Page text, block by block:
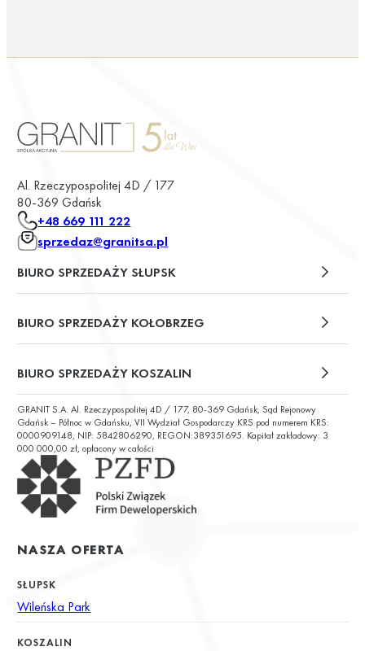
Al. Rzeczypospolitej 4D / 177
80-369 Gdańsk
+48 669 111 222
sprzedaz@granitsa.pl
BIURO SPRZEDAŻY SŁUPSK
plac Władysława Broniewskiego 13/u2
BIURO SPRZEDAŻY KOŁOBRZEG
ul. Św. Wojciecha 6
BIURO SPRZEDAŻY KOSZALIN
ul. Chałubińskiego 9
GRANIT S.A. Al. Rzeczypospolitej 4D / 177, 80-369 Gdańsk, Sąd Rejonowy
Gdańsk – Północ w Gdańsku, VII Wydział Gospodarczy KRS pod numerem KRS:
0000909148, NIP: 5842806290, REGON:389351695. Kapitał zakładowy: 3
000 000,00 zł, opłacony w całości
NASZA OFERTA
SŁUPSK
Wileńska Park
KOSZALIN